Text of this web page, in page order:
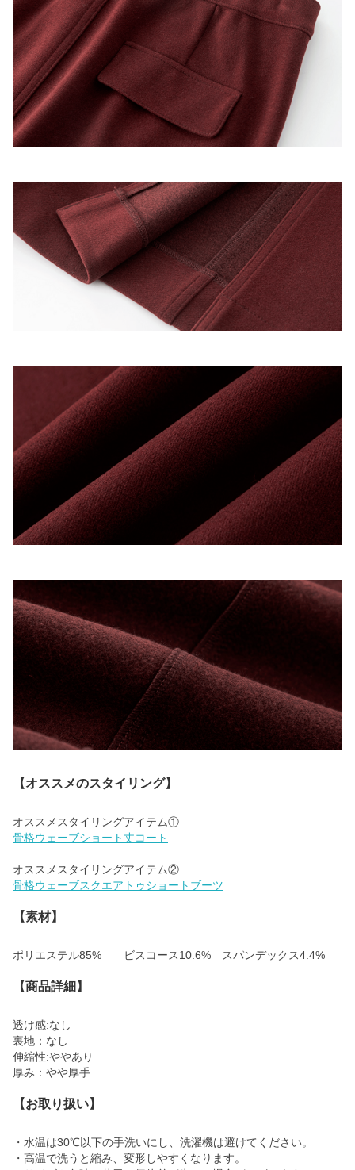
【オススメのスタイリング】
骨格ウェーブショート丈コート
骨格ウェーブスクエアトゥショートブーツ
【素材】
ポリエステル85% ビスコース10.6% スパンデックス4.4%
【商品詳細】
透け感:なし
裏地：なし
伸縮性:ややあり
厚み：やや厚手
【お取り扱い】
・水温は30℃以下の手洗いにし、洗濯機は避けてください。
・高温で洗うと縮み、変形しやすくなります。